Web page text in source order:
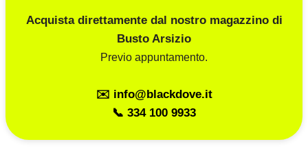
Acquista direttamente dal nostro magazzino di
Busto Arsizio
Previo appuntamento.
✉️ info@blackdove.it
📞 334 100 9933